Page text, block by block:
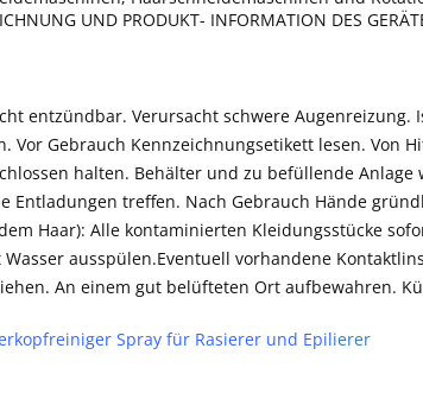
UND PRODUKT- INFORMATION DES
entzündbar. Verursacht schwere
Vor Gebrauch Kennzeichnungsetikett lesen.
halten. Behälter und zu befüllende
Entladungen treffen. Nach Gebrauch Hände
dem Haar): Alle kontaminierten Kleidungsstücke
ausspülen.Eventuell vorhandene
An einem gut belüfteten Ort aufbewahren.
Spray für Rasierer und Epilierer